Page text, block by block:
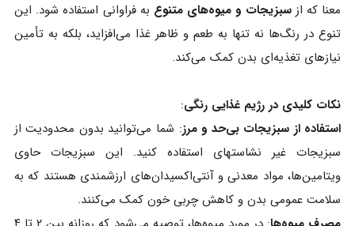
معنا که ازسبزیجات و میوه‌های متنوع به فراوانی استفاده شود. این
تنوع در رنگ‌ها نه تنها به طعم و ظاهر غذا می‌افزاید، بلکه به تأمین
نیازهای تغذیه‌ای بدن کمک می‌کند.
نکات کلیدی در رژیم غذایی رنگی:
استفاده از سبزیجات بی‌حد و مرز: شما می‌توانید بدون محدودیت از
سبزیجات غیر نشاسته‎ای استفاده کنید. این سبزیجات حاوی
ویتامین‌ها، مواد معدنی و آنتی‌اکسیدان‌های ارزشمندی هستند که به
سلامت عمومی بدن و کاهش چربی خون کمک می‌کنند.